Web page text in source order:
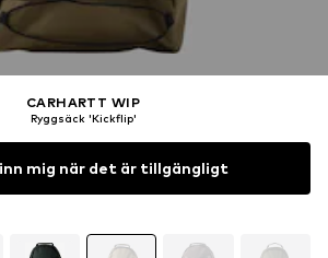
CARHARTT WIP
Ryggsäck 'Kickflip'
mig när det är tillgängligt